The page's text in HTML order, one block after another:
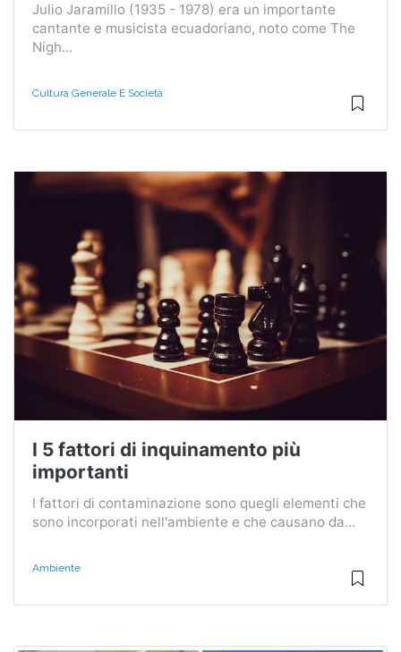
Julio Jaramillo (1935 - 1978) era un importante
cantante e musicista ecuadoriano, noto come The
Nigh...
Cultura Generale E Società
I 5 fattori di inquinamento più
importanti
I fattori di contaminazione sono quegli elementi che
sono incorporati nell'ambiente e che causano da...
Ambiente